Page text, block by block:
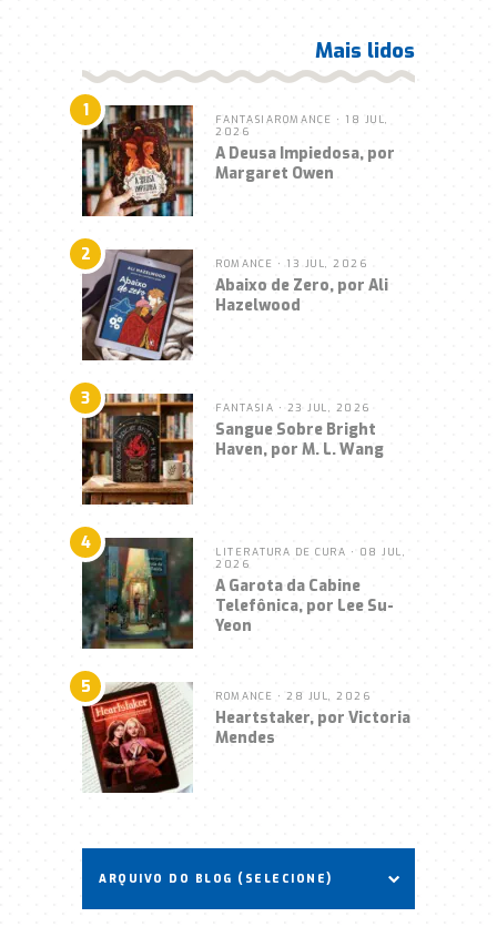
Mais lidos
1 FANTASIAROMANCE • 18 JUL,
2026
A Deusa Impiedosa, por
Margaret Owen
2 ROMANCE • 13 JUL, 2026
Abaixo de Zero, por Ali
Hazelwood
3 FANTASIA • 23 JUL, 2026
Sangue Sobre Bright
Haven, por M. L. Wang
4 LITERATURA DE CURA • 08 JUL,
2026
A Garota da Cabine
Telefônica, por Lee Su-
Yeon
5 ROMANCE • 28 JUL, 2026
Heartstaker, por Victoria
Mendes
ARQUIVO DO BLOG (SELECIONE)